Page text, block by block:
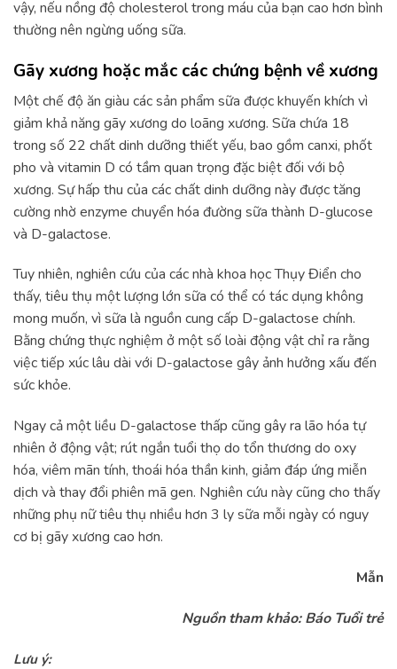
vậy, nếu nồng độ cholesterol trong máu của bạn cao hơn bình
thường nên ngừng uống sữa.
Gãy xương hoặc mắc các chứng bệnh về xương
Một chế độ ăn giàu các sản phẩm sữa được khuyến khích vì
giảm khả năng gãy xương do loãng xương. Sữa chứa 18
trong số 22 chất dinh dưỡng thiết yếu, bao gồm canxi, phốt
pho và vitamin D có tầm quan trọng đặc biệt đối với bộ
xương. Sự hấp thu của các chất dinh dưỡng này được tăng
cường nhờ enzyme chuyển hóa đường sữa thành D-glucose
và D-galactose.
Tuy nhiên, nghiên cứu của các nhà khoa học Thụy Điển cho
thấy, tiêu thụ một lượng lớn sữa có thể có tác dụng không
mong muốn, vì sữa là nguồn cung cấp D-galactose chính.
Bằng chứng thực nghiệm ở một số loài động vật chỉ ra rằng
việc tiếp xúc lâu dài với D-galactose gây ảnh hưởng xấu đến
sức khỏe.
Ngay cả một liều D-galactose thấp cũng gây ra lão hóa tự
nhiên ở động vật; rút ngắn tuổi thọ do tổn thương do oxy
hóa, viêm mãn tính, thoái hóa thần kinh, giảm đáp ứng miễn
dịch và thay đổi phiên mã gen. Nghiên cứu này cũng cho thấy
những phụ nữ tiêu thụ nhiều hơn 3 ly sữa mỗi ngày có nguy
cơ bị gãy xương cao hơn.
Mẫn
Nguồn tham khảo: Báo Tuổi trẻ
Lưu ý: